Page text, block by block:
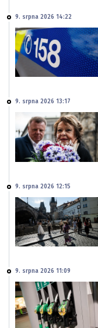
9. srpna 2026 14:22
9. srpna 2026 13:17
9. srpna 2026 12:15
9. srpna 2026 11:09